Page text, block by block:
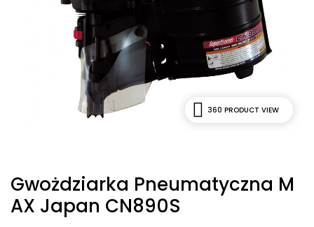
360 PRODUCT VIEW
Gwożdziarka Pneumatyczna M
AX Japan CN890S